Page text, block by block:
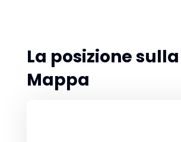
La posizione sulla
Mappa